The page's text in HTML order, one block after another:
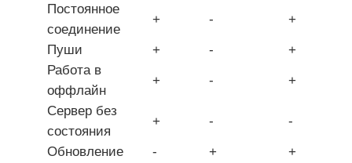
Постоянное
соединение
+ - +
Пуши + -
+
Работа в
оффлайн
+ - +
Сервер без
состояния
+ - -
Обновление - +
+